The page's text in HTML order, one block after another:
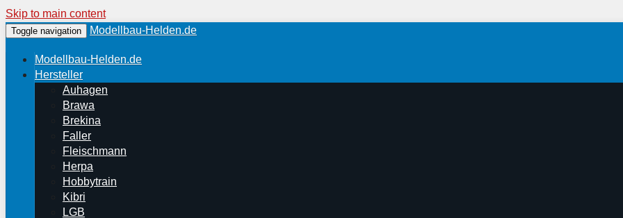
Skip to main content
Toggle navigation Modellbau-Helden.de
Modellbau-Helden.de
Hersteller
Auhagen
Brawa
Brekina
Faller
Fleischmann
Herpa
Hobbytrain
Kibri
LGB